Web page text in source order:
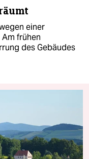
einer
frühen
des Gebäudes